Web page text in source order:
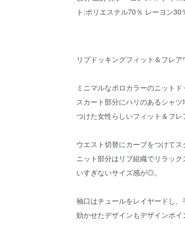
ト:ポリエステル70％ レーヨン30
リブドッキングフィット＆フレア
ミニマルなポロカラーのニットド
スカート部分にハリのあるシャ
つけた女性らしいフィット＆フレ
ウエスト切替にカーブをつけてス
ニット部分はリブ組織でリラッ
いすぎないサイズ感が◎。
袖口はチュールをレイヤードし
効かせたデザインもデザインポイ